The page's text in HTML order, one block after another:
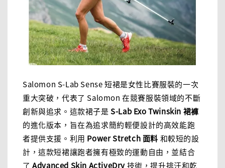
Salomon S-Lab Sense 短裙是女性比賽服裝的一次
重大突破，代表了 Salomon 在競賽服裝領域的不斷
創新與追求。這款裙子是 S-Lab Exo Twinskin 裙褲
的進化版本，旨在為追求簡約輕便設計的高效能跑
者提供支援。利用 Power Stretch 面料 和較短的設
計，這款短裙讓跑者擁有極致的運動自由，並結合
了Advanced Skin ActiveDry技術，提升排汗和乾